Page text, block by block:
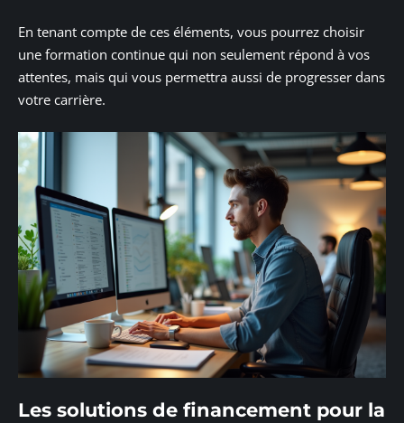
En tenant compte de ces éléments, vous pourrez choisir
une formation continue qui non seulement répond à vos
attentes, mais qui vous permettra aussi de progresser dans
votre carrière.
Les solutions de financement pour la